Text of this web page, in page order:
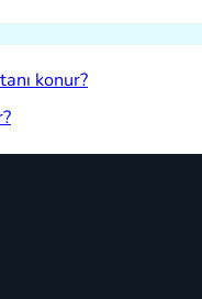
konur?